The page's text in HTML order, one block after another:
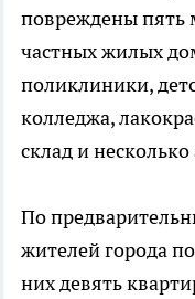
повреждены пять
частных жилых
поликлиники,
колледжа,
склад и
По
жителей города
них девять